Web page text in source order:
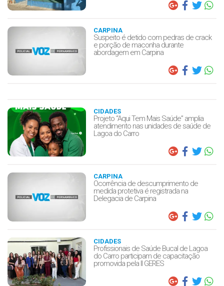
CARPINA
Suspeito é detido com pedras de crack
e porção de maconha durante
abordagem em Carpina
CIDADES
Projeto “Aqui Tem Mais Saúde” amplia
atendimento nas unidades de saúde de
Lagoa do Carro
CARPINA
Ocorrência de descumprimento de
medida protetiva é registrada na
Delegacia de Carpina
CIDADES
Profissionais de Saúde Bucal de Lagoa
do Carro participam de capacitação
promovida pela II GERES